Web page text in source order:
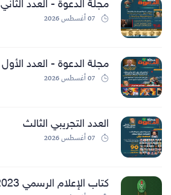
مجلة الدعوة - العدد الثاني
مجلة الدعوة - العدد الأول
العدد التجريبي الثالث
كتاب الإعلام الرسمي 2023